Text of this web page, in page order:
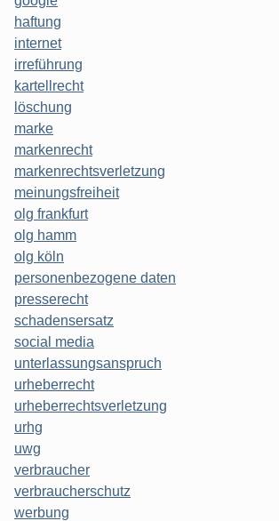
haftung
internet
irreführung
kartellrecht
löschung
marke
markenrecht
markenrechtsverletzung
meinungsfreiheit
olg frankfurt
olg hamm
olg köln
personenbezogene daten
presserecht
schadensersatz
social media
unterlassungsanspruch
urheberrecht
urheberrechtsverletzung
urhg
uwg
verbraucher
verbraucherschutz
werbung